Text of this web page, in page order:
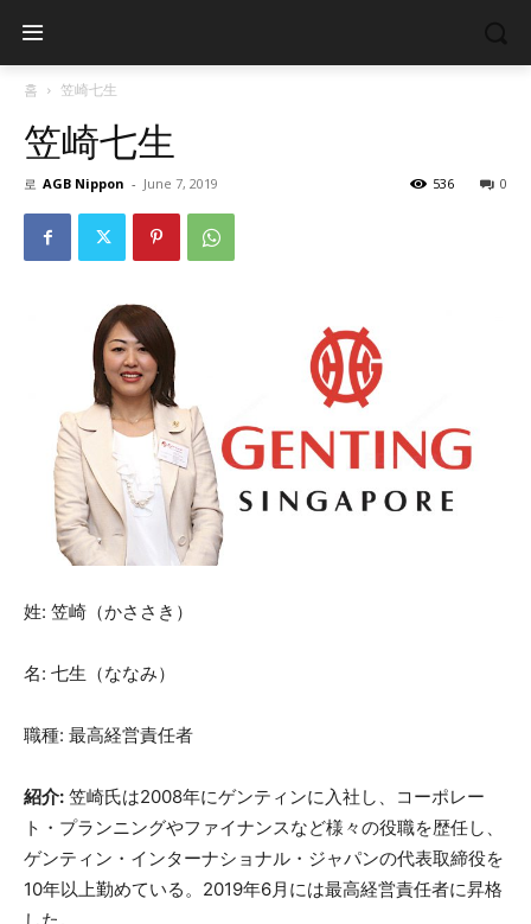
홈 笠崎七生
笠崎七生
로 AGB Nippon - June 7, 2019 0
536
姓: 笠崎（かささき）
名: 七生（ななみ）
職種: 最高経営責任者
紹介: 笠崎氏は2008年にゲンティンに入社し、コーポレー
ト・プランニングやファイナンスなど様々の役職を歴任し、
ゲンティン・インターナショナル・ジャパンの代表取締役を
10年以上勤めている。2019年6月には最高経営責任者に昇格